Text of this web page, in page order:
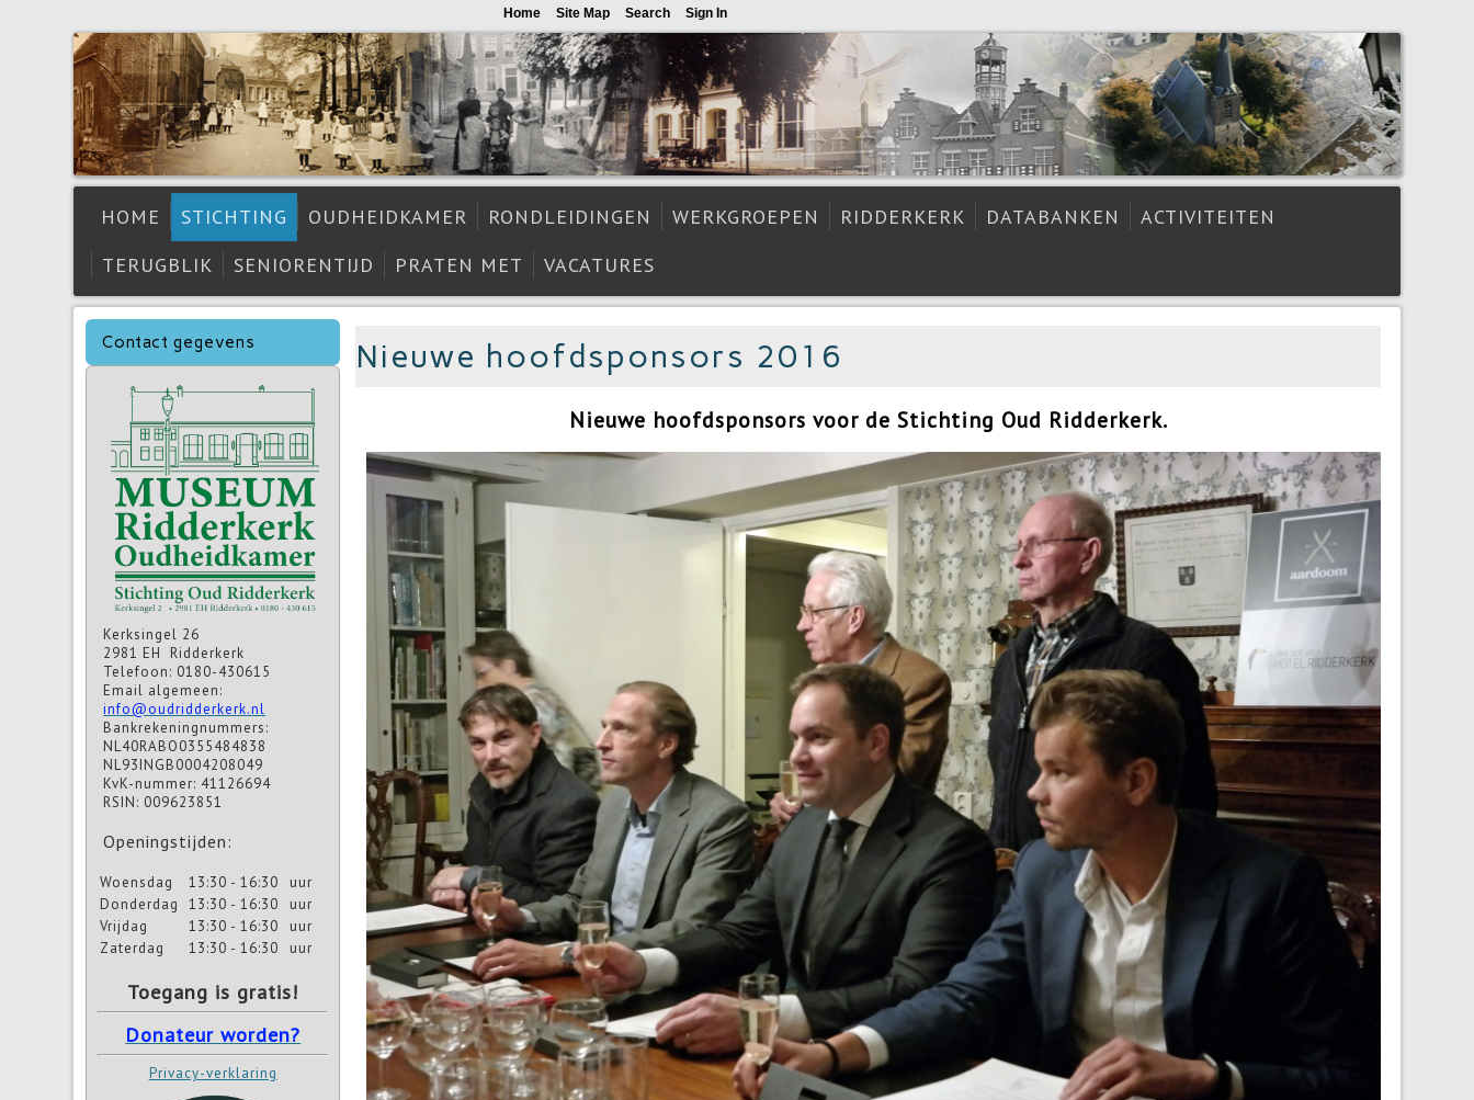
HOME STICHTING OUDHEIDKAMER RONDLEIDINGEN WERKGROEPEN RIDDERKERK DATABANKEN
ACTIVITEITEN
TERUGBLIK
SENIORENTIJD PRATEN MET VACATURES
Contact gegevens
Kerksingel 26
2981 EH Ridderkerk
Telefoon: 0180-430615
Email algemeen:
info@oudridderkerk.nl
Bankrekeningnummers:
NL40RABO0355484838
NL93INGB0004208049
KvK-nummer: 41126694
RSIN: 009623851
Openingstijden:
Woensdag 13:30 - 16:30
uur
Donderdag
13:30 - 16:30
uur
Vrijdag
13:30 - 16:30
uur
Zaterdag
13:30 - 16:30 uur
Toegang is gratis!
Donateur worden?
Privacy-verklaring
Nieuwe hoofdsponsors 2016
Nieuwe hoofdsponsors voor de Stichting Oud Ridderkerk.
Home Site Map Search Sign In